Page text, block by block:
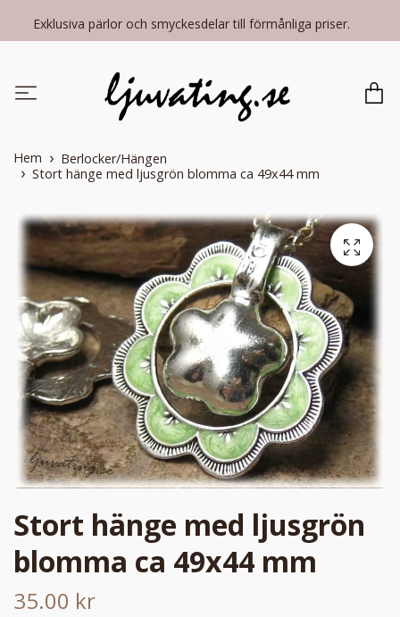
Exklusiva pärlor och smyckesdelar till förmånliga priser.
Hem
Berlocker/Hängen
Stort hänge med ljusgrön blomma ca 49x44 mm
Stort hänge med ljusgrön
blomma ca 49x44 mm
35.00 kr